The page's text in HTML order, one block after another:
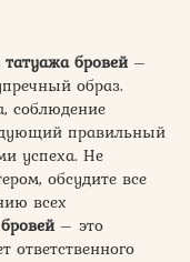
бровей–
образ.
соблюдение
правильный
успеха. Не
обсудите все
всех
– это
ответственного